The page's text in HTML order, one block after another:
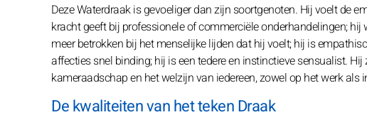
Deze Waterdraak is gevoeliger dan zijn soortgenoten. Hij voelt de
kracht geeft bij professionele of commerciële onderhandelingen;
meer betrokken bij het menselijke lijden dat hij voelt; hij is
affecties snel binding; hij is een tedere en instinctieve sensualist.
kameraadschap en het welzijn van iedereen, zowel op het werk als
De kwaliteiten van het teken Draak